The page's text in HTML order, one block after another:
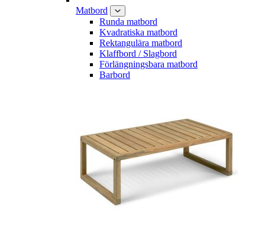
Matbord
Runda matbord
Kvadratiska matbord
Rektangulära matbord
Klaffbord / Slagbord
Förlängningsbara matbord
Barbord